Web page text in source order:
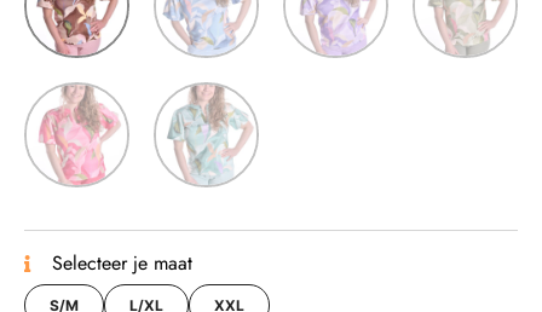
Selecteer je maat
S/M L/XL XXL